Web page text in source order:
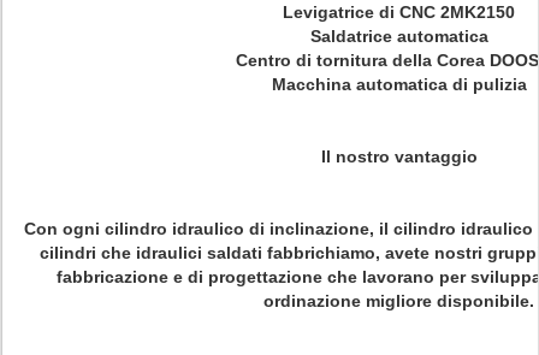
Levigatrice di CNC 2MK2150
Saldatrice automatica
Centro di tornitura della Corea
Macchina automatica di pulizia
Il nostro vantaggio
Con ogni cilindro idraulico di inclinazione, il cilindro idraulico
cilindri che idraulici saldati fabbrichiamo, avete nostri
fabbricazione e di progettazione che lavorano per
ordinazione migliore disponibile.